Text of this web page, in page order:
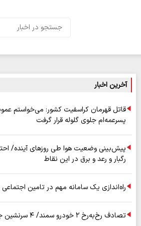
آخرین اخبار
قاتل قهرمان کراسفیت کشور: می‌خواستم
پسرعمه‌ام جلوی گلوله قرار گرفت
پیش‌بینی وضعیت هوا طی روزهای آینده/
رگبار و رعد و برق در این نقاط
راه‌اندازی یک سامانه مهم در تامین اجتماعی
تصادف رخ‌به‌رخ ۲ خودرو سمند/ ۴ سرنشین جان باختند